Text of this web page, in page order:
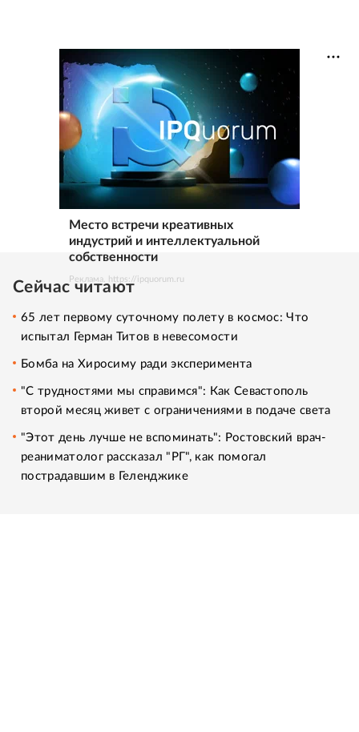
Место встречи креативных
индустрий и интеллектуальной
собственности
Реклама. https://ipquorum.ru
Сейчас читают
65 лет первому суточному полету в космос: Что
испытал Герман Титов в невесомости
Бомба на Хиросиму ради эксперимента
"С трудностями мы справимся": Как Севастополь
второй месяц живет с ограничениями в подаче света
"Этот день лучше не вспоминать": Ростовский врач-
реаниматолог рассказал "РГ", как помогал
пострадавшим в Геленджике